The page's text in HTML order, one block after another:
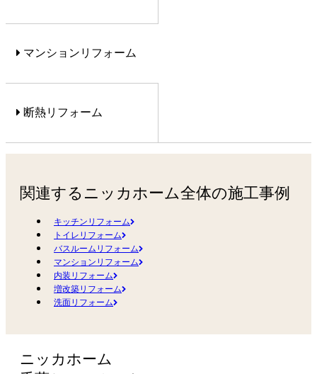
マンションリフォーム
断熱リフォーム
関連するニッカホーム全体の施工事例
キッチンリフォーム
トイレリフォーム
バスルームリフォーム
マンションリフォーム
内装リフォーム
増改築リフォーム
洗面リフォーム
ニッカホーム